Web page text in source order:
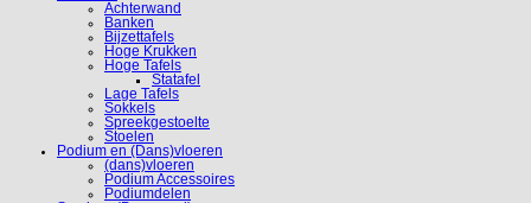
Achterwand
Banken
Bijzettafels
Hoge Krukken
Hoge Tafels
Statafel
Lage Tafels
Sokkels
Spreekgestoelte
Stoelen
Podium en (Dans)vloeren
(dans)vloeren
Podium Accessoires
Podiumdelen